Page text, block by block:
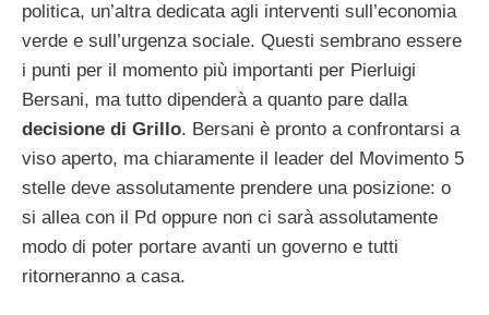
politica, un’altra dedicata agli interventi sull’economia
verde e sull’urgenza sociale. Questi sembrano essere
i punti per il momento più importanti per Pierluigi
Bersani, ma tutto dipenderà a quanto pare dalla
decisione di Grillo. Bersani è pronto a confrontarsi a
viso aperto, ma chiaramente il leader del Movimento 5
stelle deve assolutamente prendere una posizione: o
si allea con il Pd oppure non ci sarà assolutamente
modo di poter portare avanti un governo e tutti
ritorneranno a casa.